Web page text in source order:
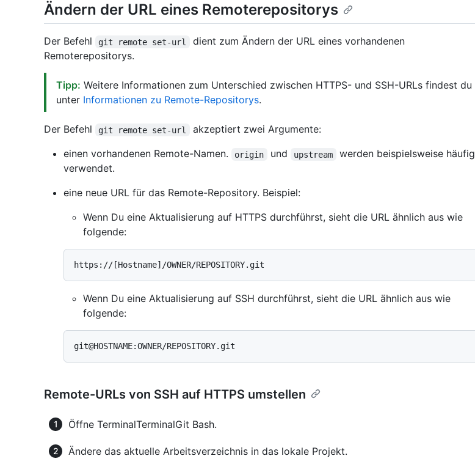
Ändern der URL eines Remoterepositorys
Der Befehl git remote set-url
dient zum Ändern der URL eines vorhandenen
Remoterepositorys.
Tipp: Weitere Informationen zum Unterschied zwischen HTTPS- und SSH-URLs findest du
unter Informationen zu Remote-Repositorys.
Der Befehl git remote set-url
akzeptiert zwei Argumente:
einen vorhandenen Remote-Namen.
origin und upstream
werden beispielsweise häufig
verwendet.
eine neue URL für das Remote-Repository. Beispiel:
Wenn Du eine Aktualisierung auf HTTPS durchführst, sieht die URL ähnlich aus wie
folgende:
Wenn Du eine Aktualisierung auf SSH durchführst, sieht die URL ähnlich aus wie
folgende:
Remote-URLs von SSH auf HTTPS umstellen
Öffne TerminalTerminalGit Bash.
Ändere das aktuelle Arbeitsverzeichnis in das lokale Projekt.